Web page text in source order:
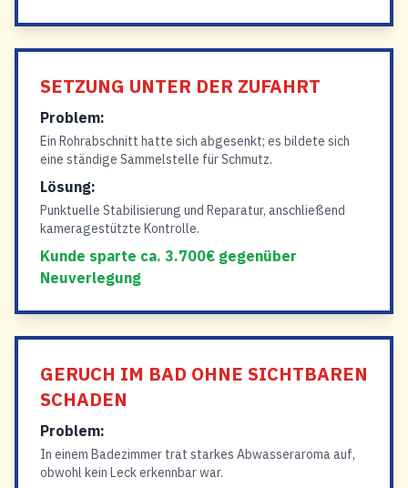
SETZUNG UNTER DER ZUFAHRT
Problem:
Ein Rohrabschnitt hatte sich abgesenkt; es bildete sich
eine ständige Sammelstelle für Schmutz.
Lösung:
Punktuelle Stabilisierung und Reparatur, anschließend
kameragestützte Kontrolle.
Kunde sparte ca. 3.700€ gegenüber
Neuverlegung
GERUCH IM BAD OHNE SICHTBAREN
SCHADEN
Problem:
In einem Badezimmer trat starkes Abwasseraroma auf,
obwohl kein Leck erkennbar war.